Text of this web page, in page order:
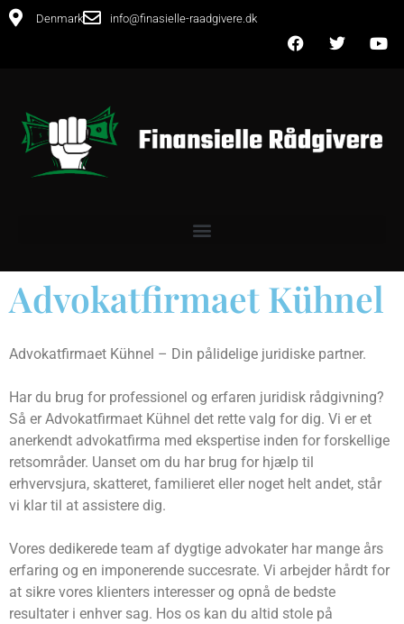
Denmark info@finasielle-raadgivere.dk
Advokatfirmaet Kühnel
Advokatfirmaet Kühnel – Din pålidelige juridiske partner.
Har du brug for professionel og erfaren juridisk rådgivning?
Så er Advokatfirmaet Kühnel det rette valg for dig. Vi er et
anerkendt advokatfirma med ekspertise inden for forskellige
retsområder. Uanset om du har brug for hjælp til
erhvervsjura, skatteret, familieret eller noget helt andet, står
vi klar til at assistere dig.
Vores dedikerede team af dygtige advokater har mange års
erfaring og en imponerende succesrate. Vi arbejder hårdt for
at sikre vores klienters interesser og opnå de bedste
resultater i enhver sag. Hos os kan du altid stole på